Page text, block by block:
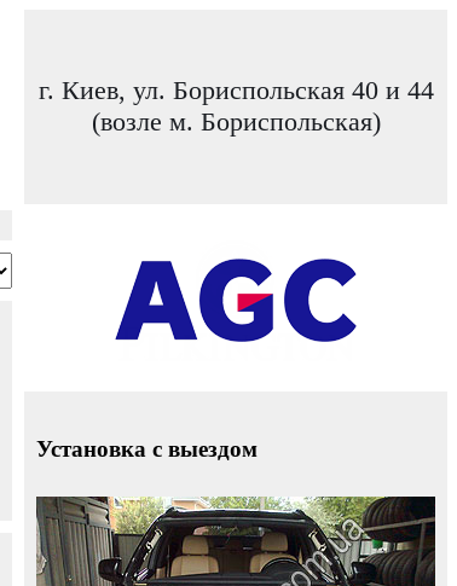
г. Киев, ул. Бориспольская 40 и 44
(возле м. Бориспольская)
Установка с выездом